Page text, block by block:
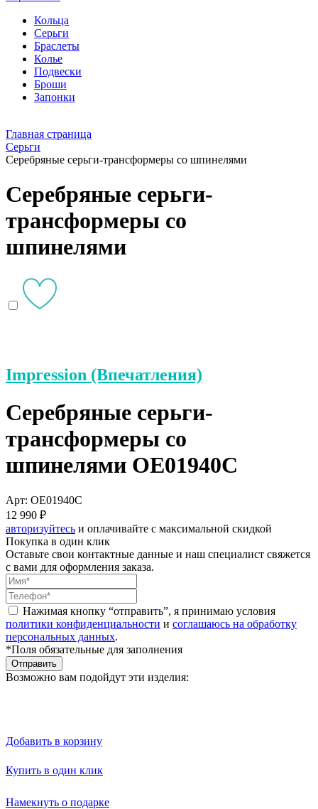
Кольца
Серьги
Браслеты
Колье
Подвески
Броши
Запонки
Главная страница
Серьги
Серебряные серьги-трансформеры со шпинелями
Серебряные серьги-
трансформеры со
шпинелями
Impression (Впечатления)
Серебряные серьги-
трансформеры со
шпинелями OE01940C
Арт: OE01940C
12 990 ₽
авторизуйтесь и оплачивайте с максимальной скидкой
Покупка в один клик
Оставьте свои контактные данные и наш специалист свяжется
с вами для оформления заказа.
Нажимая кнопку “отправить”, я принимаю условия
политики конфиденциальности и соглашаюсь на обработку
персональных данных.
*Поля обязательные для заполнения
Отправить
Возможно вам подойдут эти изделия:
Добавить в корзину
Купить в один клик
Намекнуть о подарке